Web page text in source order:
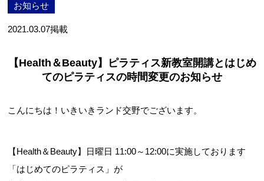
お知らせ
2021.03.07掲載
【Health＆Beauty】ピラティス新教室開講とはじめ
てのピラティスの時間変更のお知らせ
こんにちは！いきいきランド交野でございます。
【Health＆Beauty】日曜日 11:00～12:00に実施しております
「はじめてのピラティス」が